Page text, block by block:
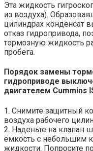
Эта жидкость
из воздуха).
цилиндрах конденсат
отказ гидропривода,
тормозную жидкость
пробега.
Порядок замены
гидроприводе
двигателем Cummins
1. Снимите защитный
воздуха рабочего
2. Наденьте на клапан
емкость с небольшим
жидкости. Попросите